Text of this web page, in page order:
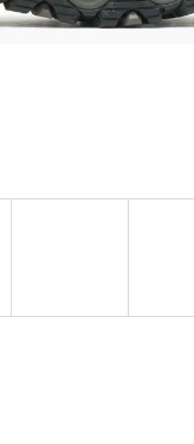
BOTY
1 599